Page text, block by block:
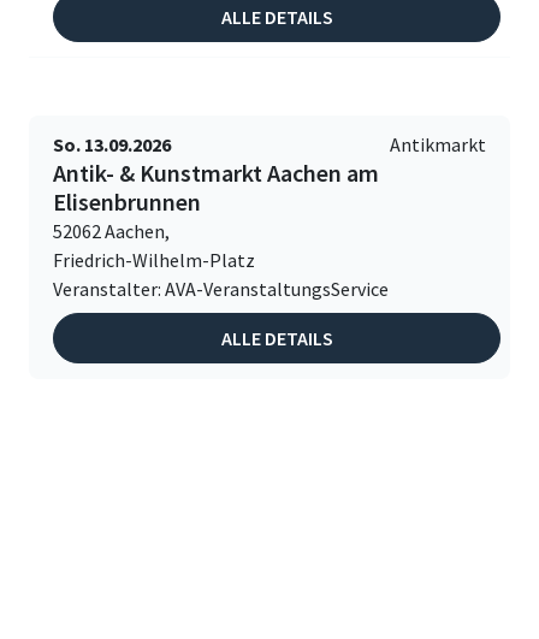
ALLE DETAILS
So. 13.09.2026 Antikmarkt
Antik- & Kunstmarkt Aachen am
Elisenbrunnen
52062 Aachen,
Friedrich-Wilhelm-Platz
Veranstalter: AVA-VeranstaltungsService
ALLE DETAILS